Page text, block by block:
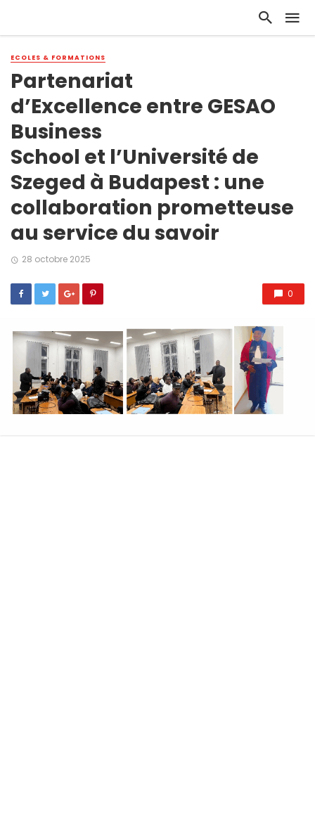
ECOLES & FORMATIONS
Partenariat
d’Excellence entre GESAO
Business
School et l’Université de
Szeged à Budapest : une
collaboration prometteuse
au service du savoir
28 octobre 2025
0